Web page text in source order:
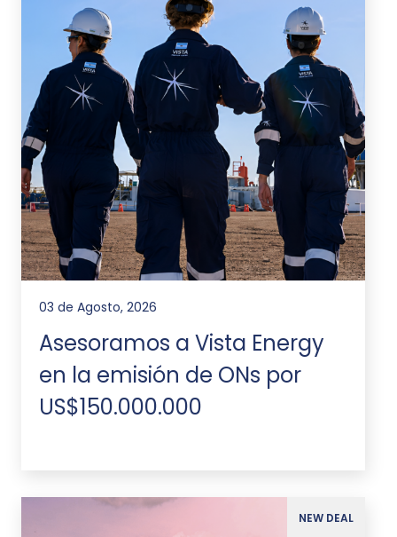
03 de Agosto, 2026
Asesoramos a Vista Energy
en la emisión de ONs por
US$150.000.000
NEW DEAL